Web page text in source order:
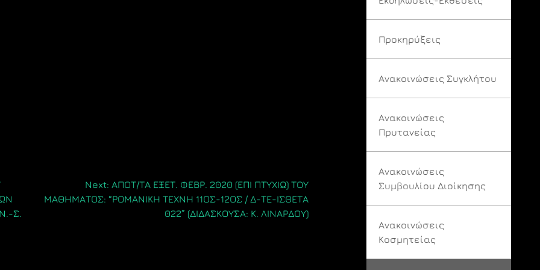
Σ.
Next: ΑΠΟΤ/ΤΑ ΕΞΕΤ. ΦΕΒΡ. 2020 (ΕΠΙ ΠΤΥΧΙΩ) ΤΟΥ
ΜΑΘΗΜΑΤΟΣ: “ΡΟΜΑΝΙΚΗ ΤΕΧΝΗ 11ΟΣ-12ΟΣ / Δ-ΤΕ-ΙΣΘΕΤΑ
022” (ΔΙΔΑΣΚΟΥΣΑ: Κ. ΛΙΝΑΡΔΟΥ)
Προκηρύξεις
Ανακοινώσεις Συγκλήτου
Ανακοινώσεις
Πρυτανείας
Ανακοινώσεις
Συμβουλίου Διοίκησης
Ανακοινώσεις
Κοσμητείας